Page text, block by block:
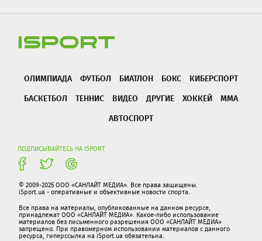
ОЛИМПИАДА ФУТБОЛ БИАТЛОН БОКС
КИБЕРСПОРТ
БАСКЕТБОЛ
ТЕННИС ВИДЕО ДРУГИЕ ХОККЕЙ
ММА
АВТОСПОРТ
ПОДПИСЫВАЙТЕСЬ НА ISPORT
© 2009-2025 ООО «САНЛАЙТ МЕДИА». Все права защищены.
iSport.ua - оперативные и объективные новости спорта.
Все права на материалы, опубликованные на данном ресурсе,
принадлежат ООО «САНЛАЙТ МЕДИА». Какое-либо использование
материалов без письменного разрешения ООО «САНЛАЙТ МЕДИА»
запрещено. При правомерном использовании материалов с данного
ресурса, гиперссылка на iSport.ua обязательна.